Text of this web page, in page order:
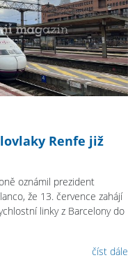
Renfe již
oznámil prezident
že 13. července zahájí
linky z Barcelony do
číst dále